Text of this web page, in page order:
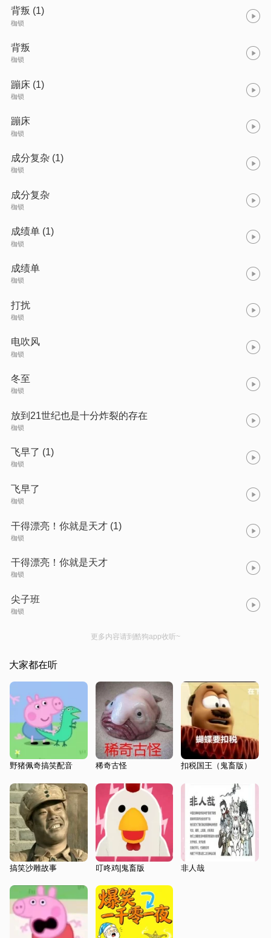
背叛 (1)
枷锁
背叛
枷锁
蹦床 (1)
枷锁
蹦床
枷锁
成分复杂 (1)
枷锁
成分复杂
枷锁
成绩单 (1)
枷锁
成绩单
枷锁
打扰
枷锁
电吹风
枷锁
冬至
枷锁
放到21世纪也是十分炸裂的存在
枷锁
飞早了 (1)
枷锁
飞早了
枷锁
干得漂亮！你就是天才 (1)
枷锁
干得漂亮！你就是天才
枷锁
尖子班
枷锁
更多内容请到酷狗app收听~
大家都在听
野猪佩奇搞笑配音 稀奇古怪 扣税国王（鬼畜版）
搞笑沙雕故事 叮咚鸡|鬼畜版 非人哉